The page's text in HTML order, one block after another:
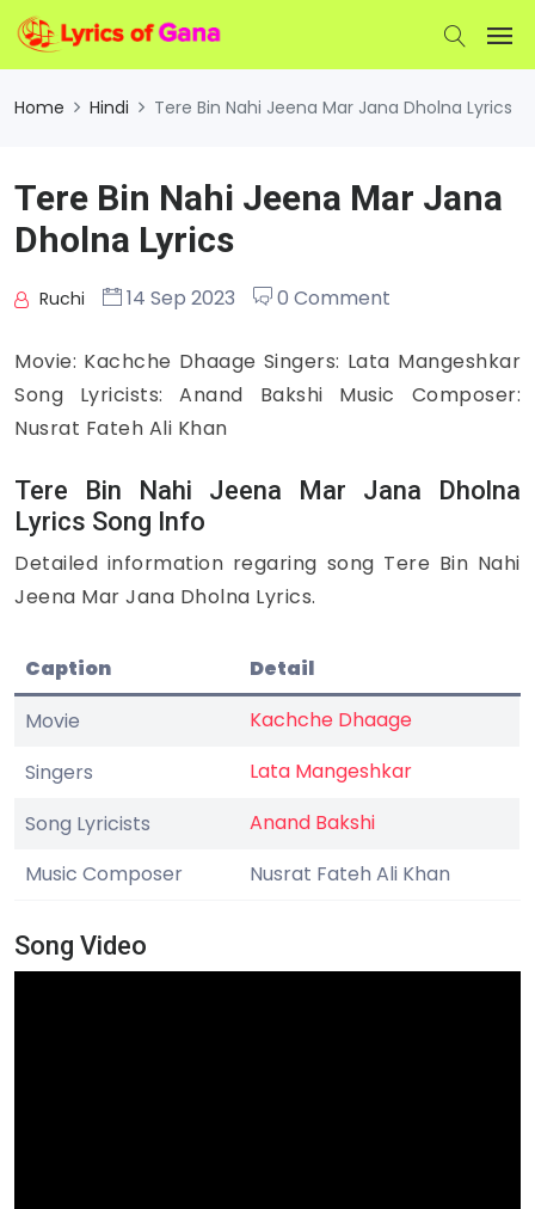
Home Hindi Tere Bin Nahi Jeena Mar Jana Dholna Lyrics
Tere Bin Nahi Jeena Mar Jana
Dholna Lyrics
Ruchi 14 Sep 2023 0 Comment
Movie: Kachche Dhaage Singers: Lata Mangeshkar
Song Lyricists: Anand Bakshi Music Composer:
Nusrat Fateh Ali Khan
Tere Bin Nahi Jeena Mar Jana Dholna
Lyrics Song Info
Detailed information regaring song Tere Bin Nahi
Jeena Mar Jana Dholna Lyrics.
Caption
Detail
Movie
Kachche Dhaage
Singers
Lata Mangeshkar
Song Lyricists
Anand Bakshi
Music Composer
Nusrat Fateh Ali Khan
Song Video